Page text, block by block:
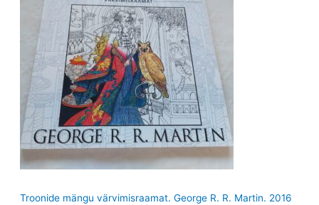
Troonide mängu värvimisraamat. George R. R. Martin. 2016